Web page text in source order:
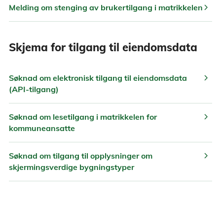
Melding om stenging av brukertilgang i matrikkelenchevron_right
Skjema for tilgang til eiendomsdata
Søknad om elektronisk tilgang til eiendomsdata
(API-tilgang)
chevron_right
Søknad om lesetilgang i matrikkelen for
kommuneansatte
chevron_right
Søknad om tilgang til opplysninger om
skjermingsverdige bygningstyper
chevron_right